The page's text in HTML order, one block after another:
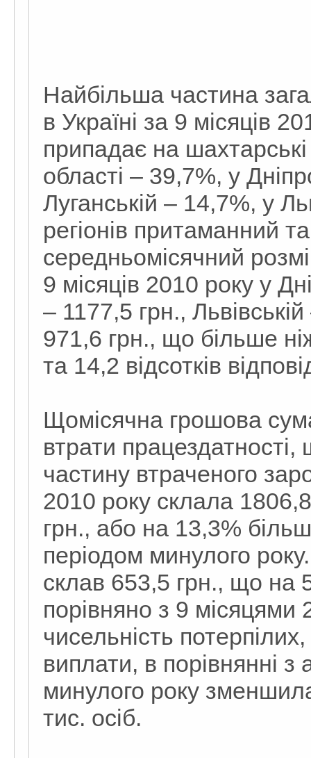
Найбільша частина
в Україні за 9 місяців
припадає на
області – 39,7%, у
Луганській – 14,7%, у
регіонів притаманний
середньомісячний
9 місяців 2010 року у
– 1177,5 грн.,
971,6 грн., що більше
та 14,2 відсотків
Щомісячна грошова
втрати
частину втраченого
2010 року склала
грн., або на 13,3%
періодом минулого
склав 653,5 грн., що на
порівняно з 9
чисельність
виплати, в порівнянні з
минулого року
тис. осіб.